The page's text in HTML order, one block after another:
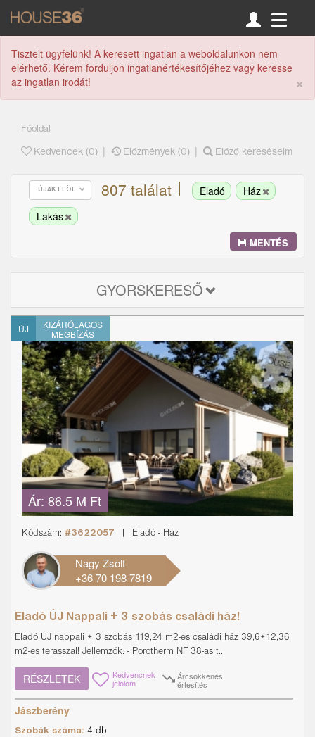
Tisztelt ügyfelünk! A keresett ingatlan a weboldalunkon nem
elérhető. Kérem forduljon ingatlanértékesítőjéhez vagy keresse
az ingatlan irodát!
×
Főoldal
Kedvencek (0) | Előzmények (0) | Előző kereséseim
ÚJAK ELÖL 807 találat Eladó
Ház
Lakás
MENTÉS
GYORSKERESŐ
ÚJ
KIZÁRÓLAGOS
MEGBÍZÁS
Ár: 86.5 M Ft
Kódszám: #3622057 Eladó - Ház
Nagy Zsolt
+36 70 198 7819
Eladó ÚJ Nappali + 3 szobás családi ház!
Eladó ÚJ nappali + 3 szobás 119,24 m2-es családi ház 39,6+12,36
m2-es terasszal! Jellemzők: - Porotherm NF 38-as t...
RÉSZLETEK Kedvencnek
jelölöm
Árcsökkenés
értesítés
Jászberény
Szobák száma: 4 db